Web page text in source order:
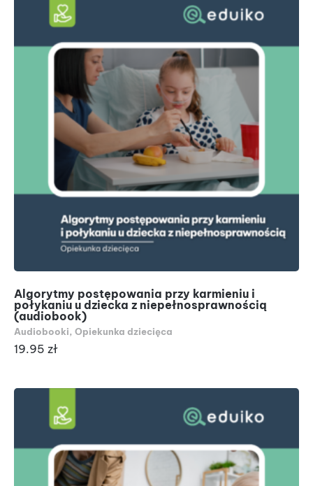
Algorytmy postępowania przy karmieniu i
połykaniu u dziecka z niepełnosprawnością
(audiobook)
Audiobooki, Opiekunka dziecięca
19.95 zł